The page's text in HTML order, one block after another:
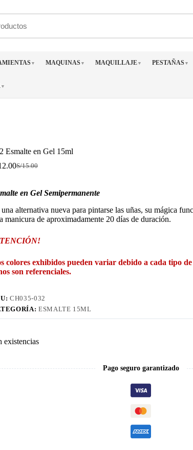
▼ MAQUINAS ▼ MAQUILLAJE ▼ PESTAÑAS ▼
▼
Esmalte en Gel 15ml
S/15.00
El
original
era:
S/15.00.
El
actual
es:
S/12.00.
en Gel Semipermanente
una alternativa nueva para pintarse las uñas, su mágica
manicura de aproximadamente 20 días de duración.
colores exhibidos pueden variar debido a cada tipo
son referenciales.
CH035-032
ESMALTE 15ML
existencias
Pago seguro garantizado